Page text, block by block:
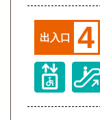
出入口 4